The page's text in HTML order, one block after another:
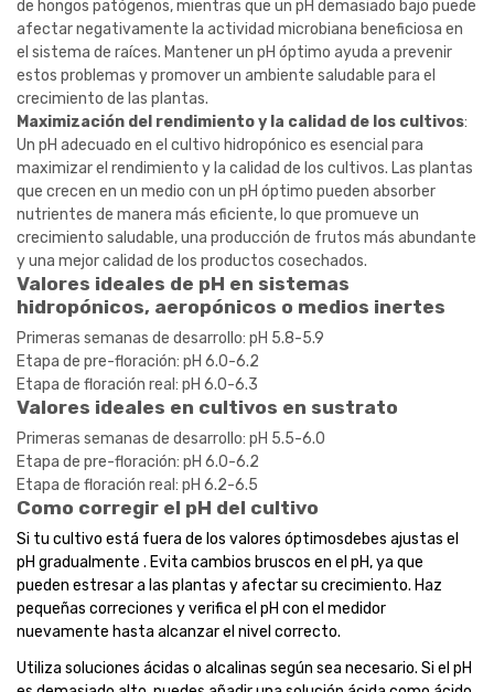
de hongos patógenos, mientras que un pH demasiado bajo puede
afectar negativamente la actividad microbiana beneficiosa en
el sistema de raíces. Mantener un pH óptimo ayuda a prevenir
estos problemas y promover un ambiente saludable para el
crecimiento de las plantas.
Maximización del rendimiento y la calidad de los cultivos:
Un pH adecuado en el cultivo hidropónico es esencial para
maximizar el rendimiento y la calidad de los cultivos. Las plantas
que crecen en un medio con un pH óptimo pueden absorber
nutrientes de manera más eficiente, lo que promueve un
crecimiento saludable, una producción de frutos más abundante
y una mejor calidad de los productos cosechados.
Valores ideales de pH en sistemas
hidropónicos, aeropónicos o medios inertes
Primeras semanas de desarrollo: pH 5.8-5.9
Etapa de pre-floración: pH 6.0-6.2
Etapa de floración real: pH 6.0-6.3
Valores ideales en cultivos en sustrato
Primeras semanas de desarrollo: pH 5.5-6.0
Etapa de pre-floración: pH 6.0-6.2
Etapa de floración real: pH 6.2-6.5
Como corregir el pH del cultivo
Si tu cultivo está fuera de los valores óptimosdebes ajustas el
pH gradualmente . Evita cambios bruscos en el pH, ya que
pueden estresar a las plantas y afectar su crecimiento. Haz
pequeñas correciones y verifica el pH con el medidor
nuevamente hasta alcanzar el nivel correcto.
Utiliza soluciones ácidas o alcalinas según sea necesario. Si el pH